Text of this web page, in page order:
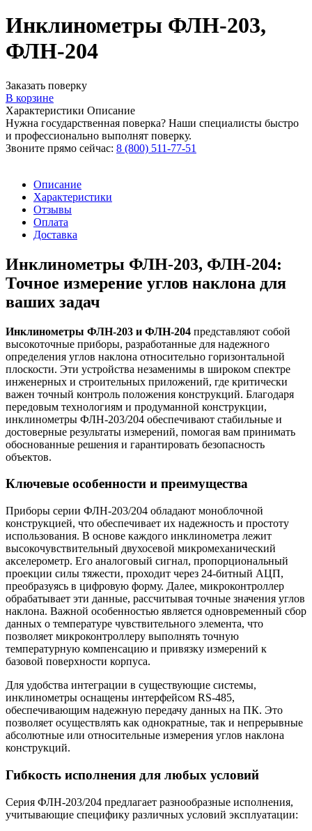
Инклинометры ФЛН-203,
ФЛН-204
Заказать поверку
В корзине
Характеристики Описание
Нужна государственная поверка? Наши специалисты быстро
и профессионально выполнят поверку.
Звоните прямо сейчас: 8 (800) 511-77-51
Описание
Характеристики
Отзывы
Оплата
Доставка
Инклинометры ФЛН-203, ФЛН-204:
Точное измерение углов наклона для
ваших задач
Инклинометры ФЛН-203 и ФЛН-204 представляют собой
высокоточные приборы, разработанные для надежного
определения углов наклона относительно горизонтальной
плоскости. Эти устройства незаменимы в широком спектре
инженерных и строительных приложений, где критически
важен точный контроль положения конструкций. Благодаря
передовым технологиям и продуманной конструкции,
инклинометры ФЛН-203/204 обеспечивают стабильные и
достоверные результаты измерений, помогая вам принимать
обоснованные решения и гарантировать безопасность
объектов.
Ключевые особенности и преимущества
Приборы серии ФЛН-203/204 обладают моноблочной
конструкцией, что обеспечивает их надежность и простоту
использования. В основе каждого инклинометра лежит
высокочувствительный двухосевой микромеханический
акселерометр. Его аналоговый сигнал, пропорциональный
проекции силы тяжести, проходит через 24-битный АЦП,
преобразуясь в цифровую форму. Далее, микроконтроллер
обрабатывает эти данные, рассчитывая точные значения углов
наклона. Важной особенностью является одновременный сбор
данных о температуре чувствительного элемента, что
позволяет микроконтроллеру выполнять точную
температурную компенсацию и привязку измерений к
базовой поверхности корпуса.
Для удобства интеграции в существующие системы,
инклинометры оснащены интерфейсом RS-485,
обеспечивающим надежную передачу данных на ПК. Это
позволяет осуществлять как однократные, так и непрерывные
абсолютные или относительные измерения углов наклона
конструкций.
Гибкость исполнения для любых условий
Серия ФЛН-203/204 предлагает разнообразные исполнения,
учитывающие специфику различных условий эксплуатации: